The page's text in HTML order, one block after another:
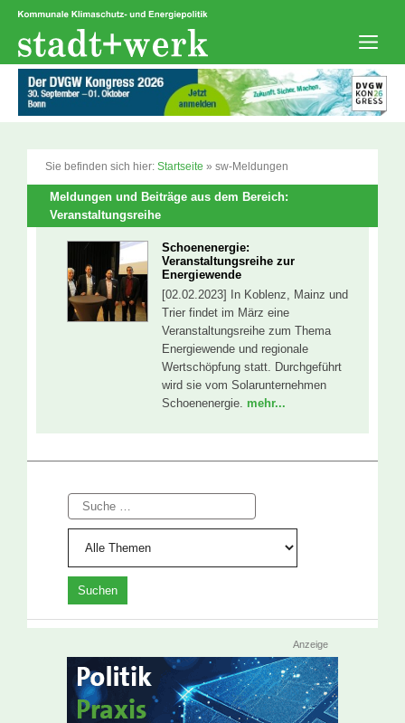
Zum
springen
Sie befinden sich hier: Startseite » sw-Meldungen
Meldungen und Beiträge aus dem Bereich:
Veranstaltungsreihe
Schoenenergie:
Veranstaltungsreihe zur
Energiewende
[02.02.2023] In Koblenz, Mainz und
Trier findet im März eine
Veranstaltungsreihe zum Thema
Energiewende und regionale
Wertschöpfung statt. Durchgeführt
wird sie vom Solarunternehmen
Schoenenergie. mehr...
Suche
Anzeige